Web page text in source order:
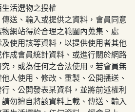
生活選物之授權
送、輸入或提供之資料，會員同意
物網站得於合理之範圍內蒐集、處
使用該等資料，以提供使用者其他
成會員統計資料、或進行關於網路
，或為任何之合法使用。若會員無
人使用、修改、重製、公開播送、
、公開發表某資料，並將前述權利
勿擅自將該資料上載、傳送、輸入